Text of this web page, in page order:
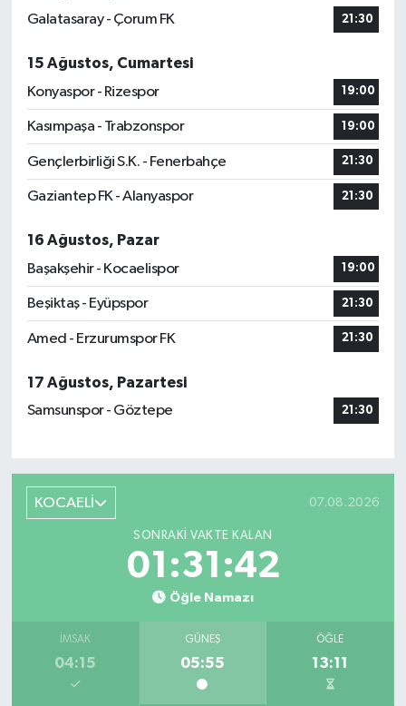
Galatasaray - Çorum FK
21:30
15 Ağustos, Cumartesi
Konyaspor - Rizespor
19:00
Kasımpaşa - Trabzonspor 19:00
Gençlerbirliği S.K. - Fenerbahçe 21:30
Gaziantep FK - Alanyaspor 21:30
16 Ağustos, Pazar
Başakşehir - Kocaelispor
19:00
Beşiktaş - Eyüpspor 21:30
Amed - Erzurumspor FK 21:30
17 Ağustos, Pazartesi
Samsunspor - Göztepe
21:30
KOCAELİ 07.08.2026
SONRAKI VAKTE KALAN
01:31:40
Öğle Namazı
İMSAK
04:15
GÜNEŞ
05:55
ÖĞLE
13:11